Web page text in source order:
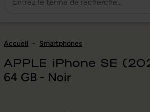
Accueil - Smartphones
APPLE iPhone SE
64 GB - Noir